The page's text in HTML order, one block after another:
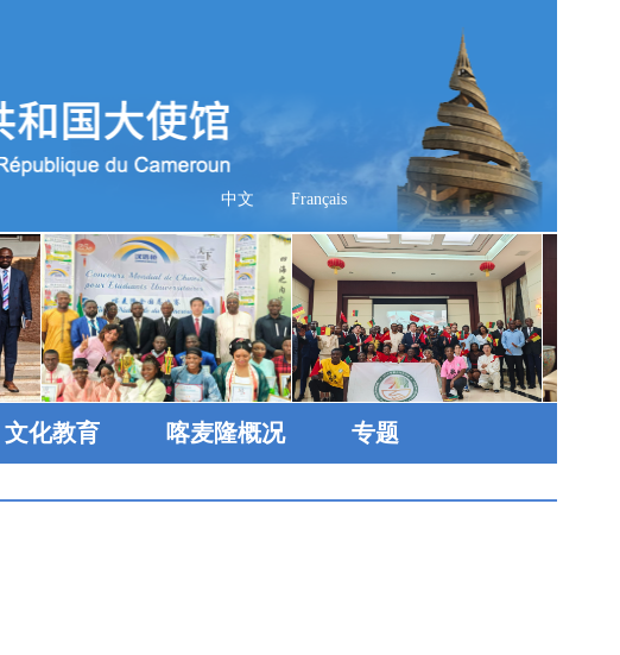
中文 Français
文化教育 喀麦隆概况 专题